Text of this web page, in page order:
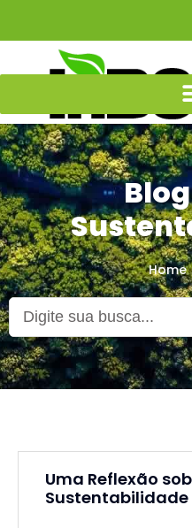
Blog
Home
Uma Reflexão
Sustentabilidade